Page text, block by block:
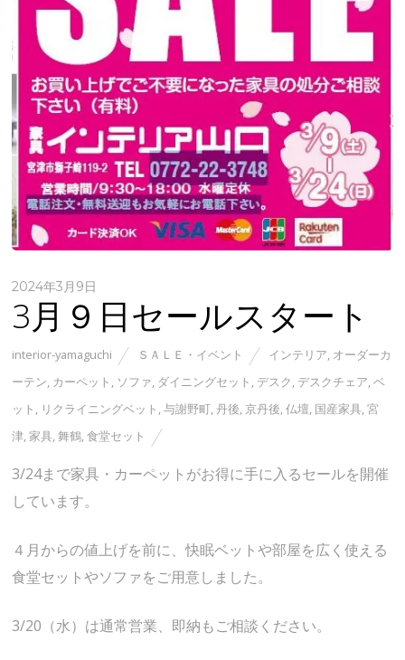
2024年3月9日
3月９日セールスタート
interior-yamaguchi ＳＡＬＥ・イベント インテリア, オーダーカ
ーテン, カーペット , ソファ, ダイニングセット , デスク, デスクチェア,ベ
ット , リクライニングベット ,与謝野町,丹後,京丹後,仏壇, 国産家具,宮
津,家具,舞鶴,食堂セット
3/24まで家具・カーペットがお得に手に入るセールを開催
しています。
４月からの値上げを前に、快眠ベットや部屋を広く使える
食堂セットやソファをご用意しました。
3/20（水）は通常営業、即納もご相談ください。